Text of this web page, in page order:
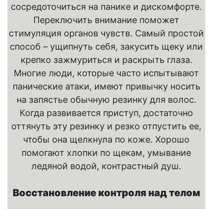
сосредоточиться на панике и дискомфорте.
Переключить внимание поможет
стимуляция органов чувств. Самый простой
способ – ущипнуть себя, закусить щеку или
крепко зажмуриться и раскрыть глаза.
Многие люди, которые часто испытывают
панические атаки, имеют привычку носить
на запястье обычную резинку для волос.
Когда развивается приступ, достаточно
оттянуть эту резинку и резко отпустить ее,
чтобы она щелкнула по коже. Хорошо
помогают хлопки по щекам, умывание
ледяной водой, контрастный душ.
Восстановление контроля над телом